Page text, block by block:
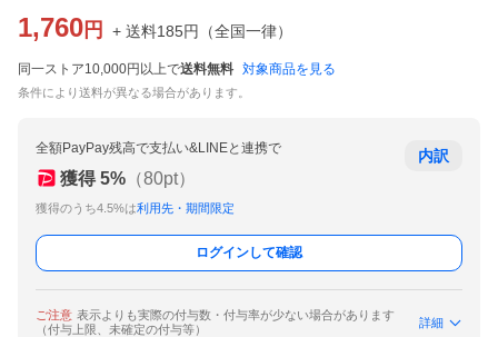
1,760 円 + 送料185円 （全国一律）
同一ストア10,000円以上で送料無料 対象商品を見る
条件により送料が異なる場合があります。
全額PayPay残高で支払い&LINEと連携で
獲得 5% （80pt）
獲得のうち4.5%は利用先・期間限定
内訳
ログインして確認
ご注意 表示よりも実際の付与数・付与率が少ない場合があります
（付与上限、未確定の付与等）
詳細